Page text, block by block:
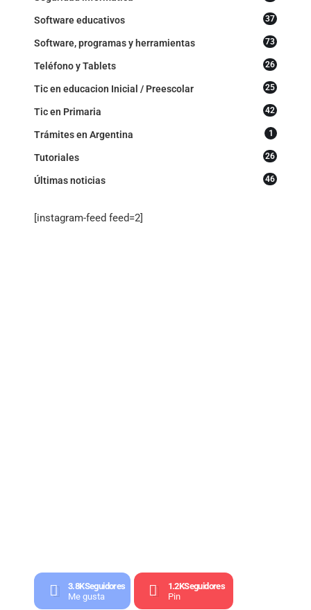
Software educativos 37
Software, programas y herramientas 73
Teléfono y Tablets 26
Tic en educacion Inicial / Preescolar 25
Tic en Primaria 42
Trámites en Argentina 1
Tutoriales 26
Últimas noticias 46
[instagram-feed feed=2]
3.8KSeguidores
Me gusta
1.2KSeguidores
Pin